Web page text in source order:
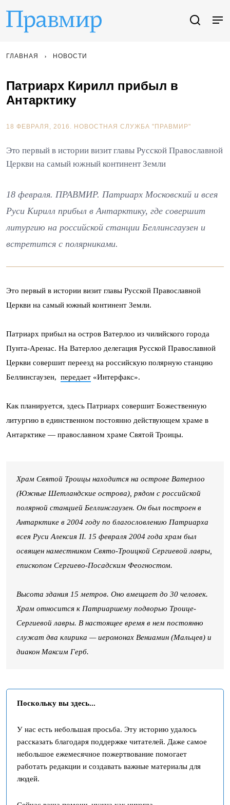
ГЛАВНАЯ НОВОСТИ
Патриарх Кирилл прибыл в
Антарктику
18 ФЕВРАЛЯ, 2016. НОВОСТНАЯ СЛУЖБА "ПРАВМИР"
Это первый в истории визит главы Русской Православной
Церкви на самый южный континент Земли
18 февраля. ПРАВМИР. Патриарх Московский и всея
Руси Кирилл прибыл в Антарктику, где совершит
литургию на российской станции Беллинсгаузен и
встретится с полярниками.
Это первый в истории визит главы Русской Православной
Церкви на самый южный континент Земли.
Патриарх прибыл на остров Ватерлоо из чилийского города
Пунта-Аренас. На Ватерлоо делегация Русской Православной
Церкви совершит переезд на российскую полярную станцию
Беллинсгаузен, передает «Интерфакс».
Как планируется, здесь Патриарх совершит Божественную
литургию в единственном постоянно действующем храме в
Антарктике — православном храме Святой Троицы.
Храм Святой Троицы находится на острове Ватерлоо
(Южные Шетландские острова), рядом с российской
полярной станцией Беллинсгаузен. Он был построен в
Антарктике в 2004 году по благословлению Патриарха
всея Руси Алексия II. 15 февраля 2004 года храм был
освящен наместником Свято-Троицкой Сергиевой лавры,
епископом Сергиево-Посадским Феогностом.
Высота здания 15 метров. Оно вмещает до 30 человек.
Храм относится к Патриаршему подворью Троице-
Сергиевой лавры. В настоящее время в нем постоянно
служат два клирика — иеромонах Вениамин (Мальцев) и
диакон Максим Герб.
Поскольку вы здесь...
У нас есть небольшая просьба. Эту историю удалось
рассказать благодаря поддержке читателей. Даже самое
небольшое ежемесячное пожертвование помогает
работать редакции и создавать важные материалы для
людей.